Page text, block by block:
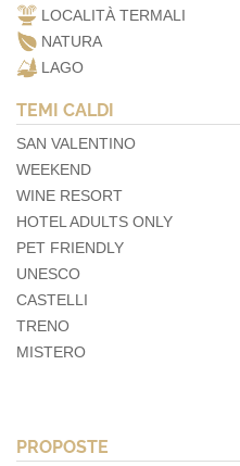
LOCALITÀ TERMALI
NATURA
LAGO
TEMI CALDI
SAN VALENTINO
WEEKEND
WINE RESORT
HOTEL ADULTS ONLY
PET FRIENDLY
UNESCO
CASTELLI
TRENO
MISTERO
PROPOSTE